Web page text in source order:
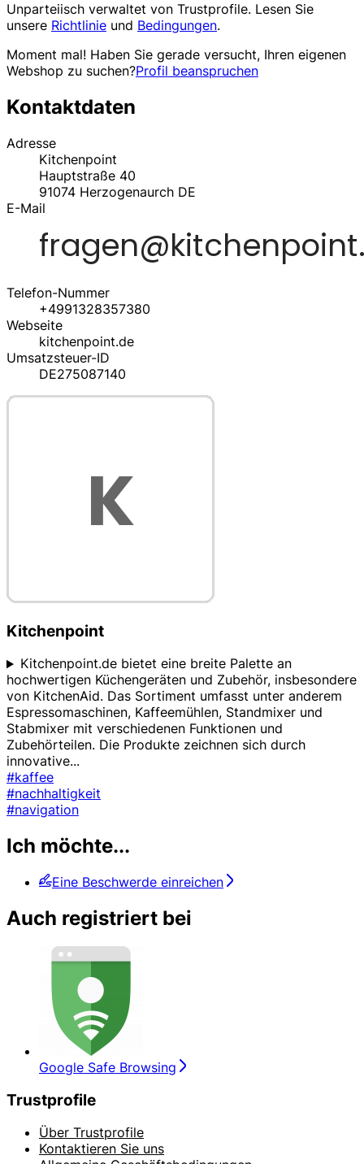
Unparteiisch verwaltet von Trustprofile. Lesen Sie
unsere Richtlinie und Bedingungen.
Moment mal! Haben Sie gerade versucht, Ihren eigenen
Webshop zu suchen?Profil beanspruchen
Kontaktdaten
Adresse
Kitchenpoint
Hauptstraße 40
91074 Herzogenaurch DE
E-Mail
Telefon-Nummer
+4991328357380
Webseite
kitchenpoint.de
Umsatzsteuer-ID
DE275087140
Kitchenpoint
Kitchenpoint.de bietet eine breite Palette an
hochwertigen Küchengeräten und Zubehör, insbesondere
von KitchenAid. Das Sortiment umfasst unter anderem
Espressomaschinen, Kaffeemühlen, Standmixer und
Stabmixer mit verschiedenen Funktionen und
Zubehörteilen. Die Produkte zeichnen sich durch
innovative...
#kaffee
#nachhaltigkeit
#navigation
Ich möchte...
Eine Beschwerde einreichen
Auch registriert bei
Google Safe Browsing
Trustprofile
Über Trustprofile
Kontaktieren Sie uns